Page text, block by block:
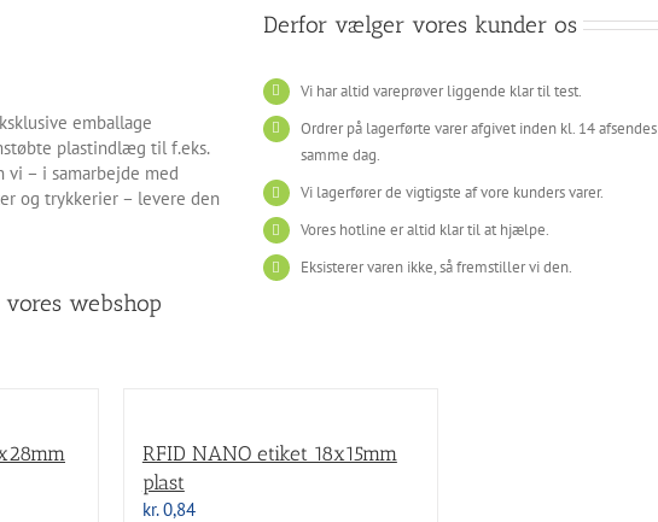
emballage
plastindlæg til f.eks.
vi – i samarbejde med
og trykkerier – levere den
Derfor vælger vores kunder os
Vi har altid vareprøver liggende klar til test.
Ordrer på lagerførte varer afgivet inden kl. 14 afsendes
samme dag.
Vi lagerfører de vigtigste af vore kunders varer.
Vores hotline er altid klar til at hjælpe.
Eksisterer varen ikke, så fremstiller vi den.
webshop
RFID NANO etiket 18x15mm
plast
kr.0,84